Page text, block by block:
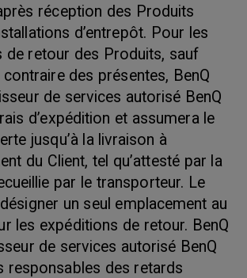
réception des Produits
d’entrepôt. Pour les
de retour des Produits, sauf
des présentes, BenQ
de services autorisé BenQ
d’expédition et assumera le
jusqu’à la livraison à
du Client, tel qu’attesté par la
par le transporteur. Le
un seul emplacement au
les expéditions de retour. BenQ
de services autorisé BenQ
responsables des retards